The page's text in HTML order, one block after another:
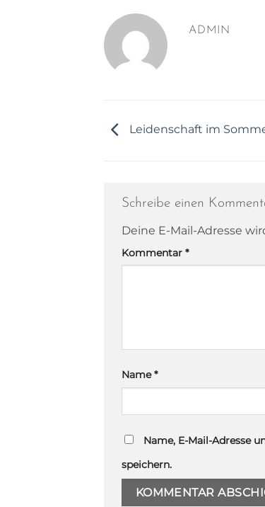
ADMIN
Leidenschaft im
Schreibe einen
Deine E-Mail-Adresse
Kommentar *
Name*
Name, E-Mail-Adresse
speichern.